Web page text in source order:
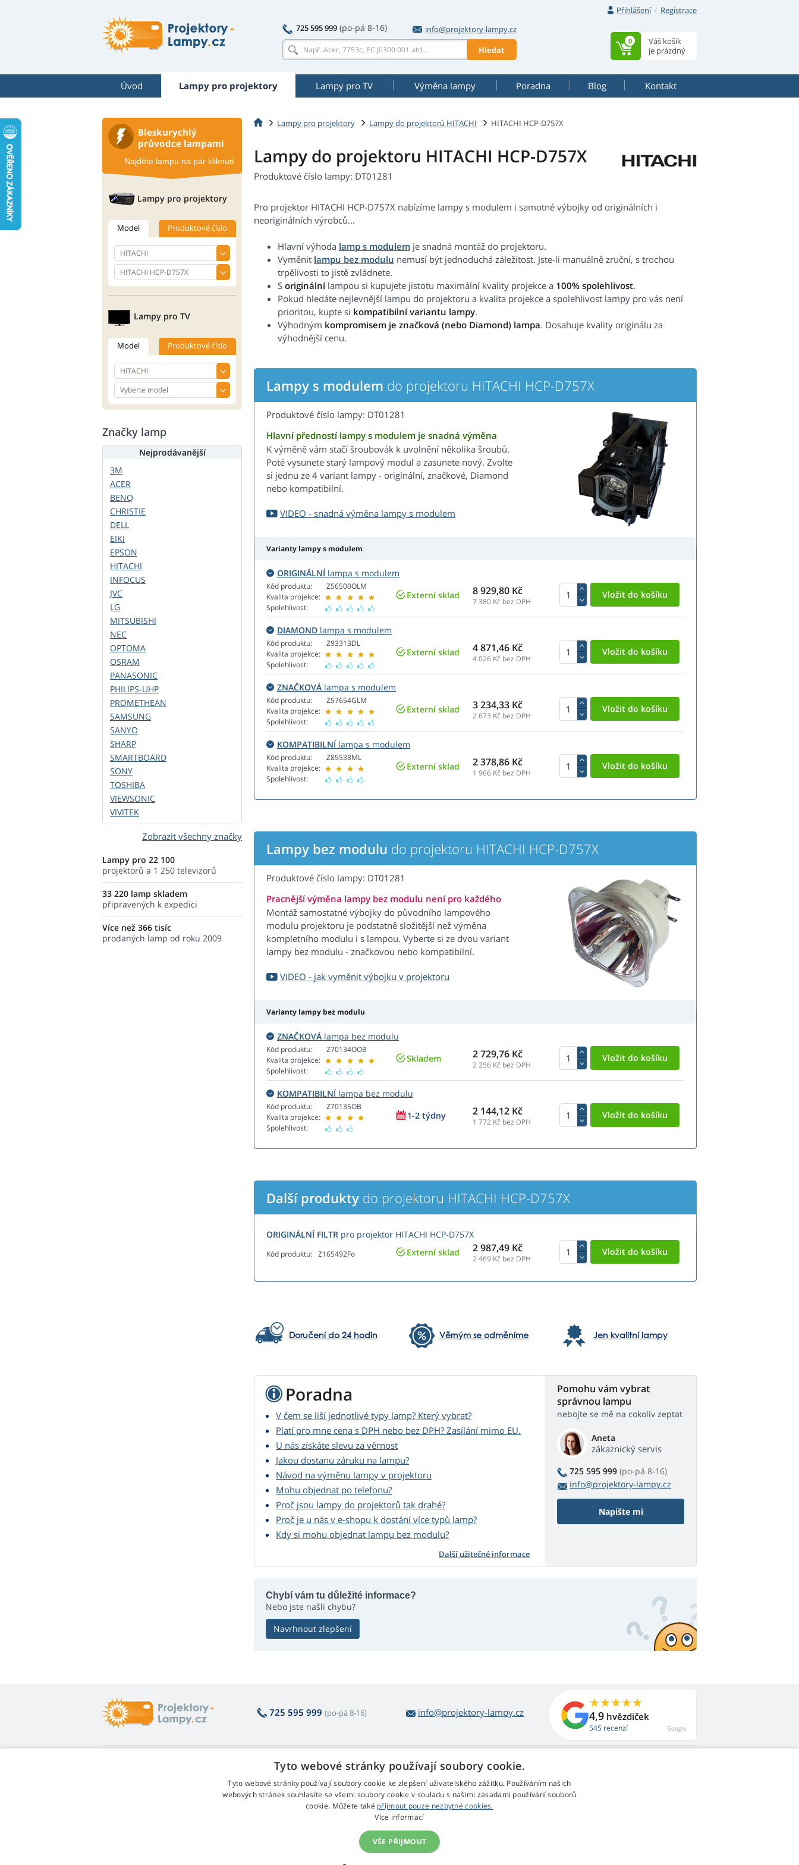
Přihlášení
Registrace
725 595 999 (po-pá 8-16)
info@projektory-lampy.cz
Hledat
Váš košík
je prázdný
0
Úvod Lampy pro projektory Lampy pro TV Výměna lampy Poradna Blog Kontakt
Lampy pro projektory Lampy do projektorů HITACHI HITACHI HCP-D757X
Lampy do projektoru HITACHI HCP-D757X
Produktové číslo lampy: DT01281
Pro projektor HITACHI HCP-D757X nabízíme lampy s modulem i samotné výbojky od originálních i
neoriginálních výrobců...
Hlavní výhoda lamp s modulem je snadná montáž do projektoru.
Vyměnit lampu bez modulu nemusí být jednoduchá záležitost. Jste-li manuálně zruční, s trochou
trpělivosti to jistě zvládnete.
S originálnílampou si kupujete jistotu maximální kvality projekce a 100% spolehlivost.
Pokud hledáte nejlevnější lampu do projektoru a kvalita projekce a spolehlivost lampy pro vás není
prioritou, kupte si kompatibilní variantu lampy.
Výhodným kompromisem je značková (nebo Diamond) lampa. Dosahuje kvality originálu za
výhodnější cenu.
Lampy s modulem do projektoru HITACHI HCP-D757X
Produktové číslo lampy: DT01281
Hlavní předností lampy s modulem je snadná výměna
K výměně vám stačí šroubovák k uvolnění několika šroubů.
Poté vysunete starý lampový modul a zasunete nový. Zvolte
si jednu ze 4 variant lampy - originální, značkové, Diamond
nebo kompatibilní.
VIDEO - snadná výměna lampy s modulem
Varianty lampy s modulem
ORIGINÁLNÍlampa s modulem
Kód produktu:
Kvalita projekce:
Spolehlivost:
Z56500OLM
Externí sklad 8 929,80 Kč
7 380 Kč bez DPH
DIAMOND lampa s modulem
Kód produktu:
Kvalita projekce:
Spolehlivost:
Z93313DL
Externí sklad 4 871,46 Kč
4 026 Kč bez DPH
ZNAČKOVÁ lampa s modulem
Kód produktu:
Kvalita projekce:
Spolehlivost:
Z57654GLM
Externí sklad 3 234,33 Kč
2 673 Kč bez DPH
KOMPATIBILNÍlampa s modulem
Kód produktu:
Kvalita projekce:
Spolehlivost:
Z85538ML
Externí sklad 2 378,86 Kč
1 966 Kč bez DPH
Lampy bez modulu do projektoru HITACHI HCP-D757X
Produktové číslo lampy: DT01281
Pracnější výměna lampy bez modulu není pro každého
Montáž samostatné výbojky do původního lampového
modulu projektoru je podstatně složitější než výměna
kompletního modulu i s lampou. Vyberte si ze dvou variant
lampy bez modulu - značkovou nebo kompatibilní.
VIDEO - jak vyměnit výbojku v projektoru
Varianty lampy bez modulu
ZNAČKOVÁ lampa bez modulu
Kód produktu:
Kvalita projekce:
Spolehlivost:
Z70134OOB
Skladem 2 729,76 Kč
2 256 Kč bez DPH
KOMPATIBILNÍlampa bez modulu
Kód produktu:
Kvalita projekce:
Spolehlivost:
Z70135OB
1-2 týdny 2 144,12 Kč
1 772 Kč bez DPH
Další produkty do projektoru HITACHI HCP-D757X
ORIGINÁLNÍ FILTR pro projektor HITACHI HCP-D757X
Kód produktu: Z165492Fo Externí sklad 2 987,49 Kč
2 469 Kč bez DPH
Doručení do 24 hodin Věrným se odměníme Jen kvalitní lampy
Poradna
V čem se liší jednotlivé typy lamp? Který vybrat?
Platí pro mne cena s DPH nebo bez DPH? Zasílání mimo EU.
U nás získáte slevu za věrnost
Jakou dostanu záruku na lampu?
Návod na výměnu lampy v projektoru
Mohu objednat po telefonu?
Proč jsou lampy do projektorů tak drahé?
Proč je u nás v e-shopu k dostání více typů lamp?
Kdy si mohu objednat lampu bez modulu?
Další užitečné informace
Pomohu vám vybrat
správnou lampu
nebojte se mě na cokoliv zeptat
Aneta
zákaznický servis
725 595 999 (po-pá 8-16)
info@projektory-lampy.cz
Napište mi
Chybí vám tu důležité informace?
Nebo jste našli chybu?
Navrhnout zlepšení
Bleskurychlý
průvodce lampami
Najděte lampu na pár kliknutí
Lampy pro projektory
Model Produktové číslo
Lampy pro TV
Model Produktové číslo
Značky lamp
Nejprodávanější
3M
ACER
BENQ
CHRISTIE
DELL
EIKI
EPSON
HITACHI
INFOCUS
JVC
LG
MITSUBISHI
NEC
OPTOMA
OSRAM
PANASONIC
PHILIPS-UHP
PROMETHEAN
SAMSUNG
SANYO
SHARP
SMARTBOARD
SONY
TOSHIBA
VIEWSONIC
VIVITEK
Zobrazit všechny značky
Lampy pro 22 100
projektorů a 1 250 televizorů
33 220 lamp skladem
připravených k expedici
Více než 366 tisíc
prodaných lamp od roku 2009
725 595 999 (po-pá 8-16) info@projektory-lampy.cz 4,9 hvězdiček
545 recenzí Google
O nákupu lamp
Vrácení a reklamace
Formulář pro odstoupení
Obchodní podmínky
Web Retail s.r.o.
Kontakt
Zpracování osobních údajů
© 2009 - 2026 Web Retail s.r.o., Projektory-Lampy.cz
Tyto webové stránky používají soubory cookie.
Tyto webové stránky používají soubory cookie ke zlepšení uživatelského zážitku. Používáním našich
webových stránek souhlasíte se všemi soubory cookie v souladu s našimi zásadami používání souborů
cookie. Můžete také přijmout pouze nezbytné cookies.
Více informací
VŠE PŘIJMOUT